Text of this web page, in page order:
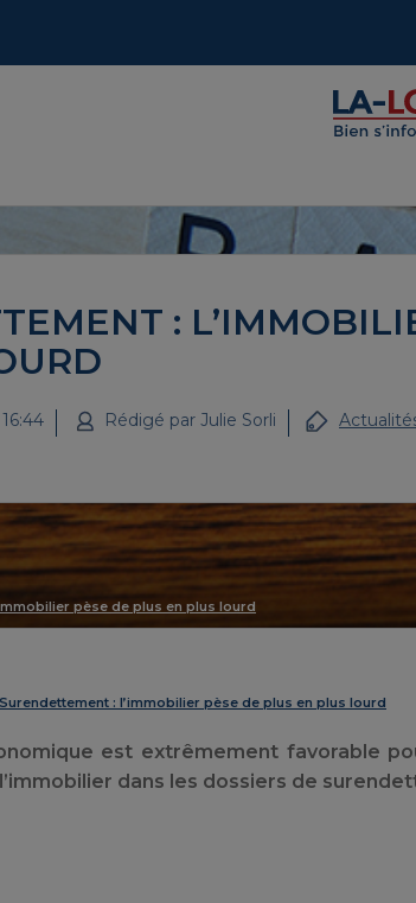
:
Rédigé par Julie Sorli
pèse de plus en plus lourd
Surendettement : l’immobilier pèse de plus en plus lourd
est extrêmement favorable
dans les dossiers de